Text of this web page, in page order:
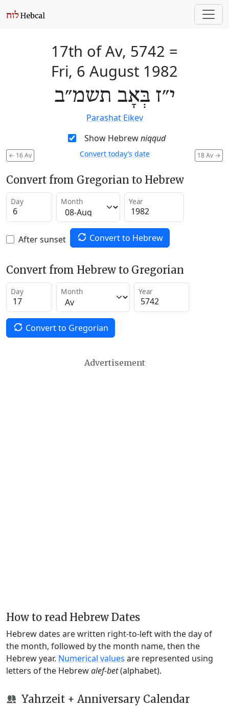
17th of Av, 5742 =
Fri, 6 August 1982
י״ז בְּאָב תשמ״ב
Parashat Eikev
Show Hebrewniqqud
← 16 Av 18 Av →
Convert today’s date
Convert from Gregorian to Hebrew
Day Month Year
After sunset Convert to Hebrew
Convert from Hebrew to Gregorian
Day Month Year
Convert to Gregorian
Advertisement
How to read Hebrew Dates
Hebrew dates are written right-to-left with the day of
the month, followed by the month name, then the
Hebrew year. Numerical values are represented using
letters of the Hebrewalef-bet(alphabet).
Yahrzeit + Anniversary Calendar